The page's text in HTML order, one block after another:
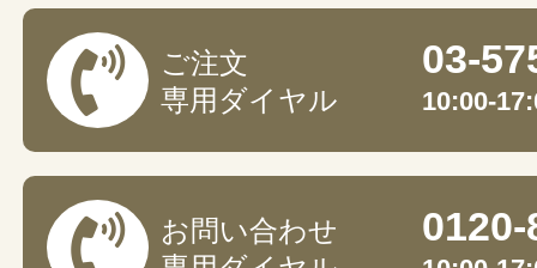
ご注文
専用ダイヤル
03-
10:00-
お問い合わせ